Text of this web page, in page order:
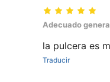
Adecuado general:
Adecuado
la pulcera es
Traducir